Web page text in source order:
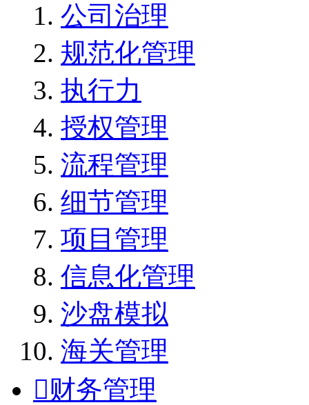
公司治理
规范化管理
执行力
授权管理
流程管理
细节管理
项目管理
信息化管理
沙盘模拟
海关管理
财务管理